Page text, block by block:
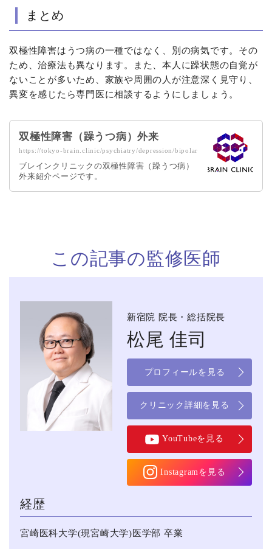
まとめ
双極性障害はうつ病の一種ではなく、別の病気です。その
ため、治療法も異なります。また、本人に躁状態の自覚が
ないことが多いため、家族や周囲の人が注意深く見守り、
異変を感じたら専門医に相談するようにしましょう。
双極性障害（躁うつ病）外来
https://tokyo-brain.clinic/psychiatry/depression/bipolar
ブレインクリニックの双極性障害（躁うつ病）
外来紹介ページです。
この記事の監修医師
新宿院 院長・総括院長
松尾 佳司
プロフィールを見る
クリニック詳細を見る
YouTubeを見る
Instagramを見る
経歴
宮崎医科⼤学(現宮崎⼤学)医学部 卒業